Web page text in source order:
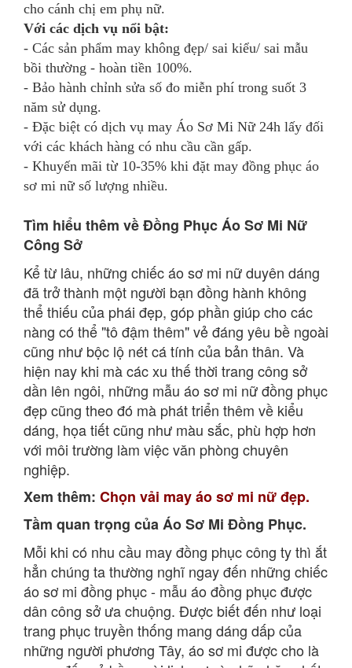
cho cánh chị em phụ nữ.
Với các dịch vụ nổi bật:
- Các sản phẩm may không đẹp/ sai kiểu/ sai mẫu
bồi thường - hoàn tiền 100%.
- Bảo hành chỉnh sửa số đo miễn phí trong suốt 3
năm sử dụng.
- Đặc biệt có dịch vụ may Áo Sơ Mi Nữ 24h lấy đối
với các khách hàng có nhu cầu cần gấp.
- Khuyến mãi từ 10-35% khi đặt may đồng phục áo
sơ mi nữ số lượng nhiều.
Tìm hiểu thêm về Đồng Phục Áo Sơ Mi Nữ
Công Sở
Kể từ lâu, những chiếc áo sơ mi nữ duyên dáng
đã trở thành một người bạn đồng hành không
thể thiếu của phái đẹp, góp phần giúp cho các
nàng có thể "tô đậm thêm" vẻ đáng yêu bề ngoài
cũng như bộc lộ nét cá tính của bản thân. Và
hiện nay khi mà các xu thế thời trang công sở
dần lên ngôi, những mẫu áo sơ mi nữ đồng phục
đẹp cũng theo đó mà phát triển thêm về kiểu
dáng, họa tiết cũng như màu sắc, phù hợp hơn
với môi trường làm việc văn phòng chuyên
nghiệp.
Xem thêm: Chọn vải may áo sơ mi nữ đẹp.
Tầm quan trọng của Áo Sơ Mi Đồng Phục.
Mỗi khi có nhu cầu may đồng phục công ty thì ắt
hẳn chúng ta thường nghĩ ngay đến những chiếc
áo sơ mi đồng phục - mẫu áo đồng phục được
dân công sở ưa chuộng. Được biết đến như loại
trang phục truyền thống mang dáng dấp của
những người phương Tây, áo sơ mi được cho là